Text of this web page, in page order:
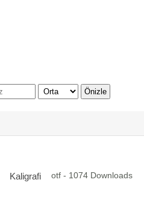
Kaligrafi otf - 1074 Downloads